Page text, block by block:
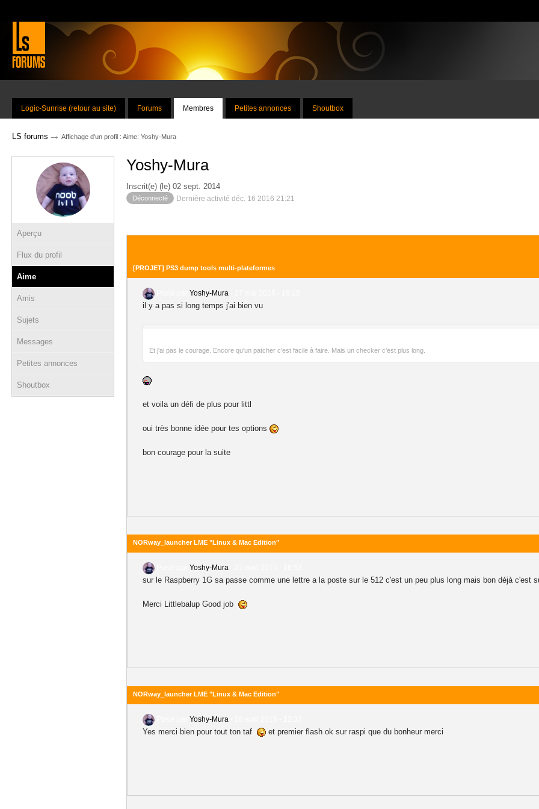
Logic-Sunrise (retour au site) Forums Membres Petites annonces Shoutbox
LS forums → Affichage d'un profil : Aime: Yoshy-Mura
Aperçu
Flux du profil
Aime
Amis
Sujets
Messages
Petites annonces
Shoutbox
Yoshy-Mura
Inscrit(e) (le) 02 sept. 2014
Déconnecté Dernière activité déc. 16 2016 21:21
[PROJET] PS3 dump tools multi-plateformes
Yoshy-Mura
il y a pas si long temps j'ai bien vu
Et j'ai pas le courage. Encore qu'un patcher c'est facile à faire. Mais un checker c'est plus long.
et voila un défi de plus pour littl
oui très bonne idée pour tes options
bon courage pour la suite
NORway_launcher LME "Linux & Mac Edition"
Yoshy-Mura
sur le Raspberry 1G sa passe comme une lettre a la poste sur le 512 c'est un peu plus long mais bon déjà c'est
Merci Littlebalup Good job
NORway_launcher LME "Linux & Mac Edition"
Yoshy-Mura
Yes merci bien pour tout ton taf et premier flash ok sur raspi que du bonheur merci